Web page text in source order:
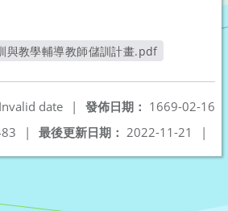
與教學輔導教師儲訓計畫.pdf
發佈日期： 1669-02-16
Invalid date
|
最後更新日期： 2022-11-21 |
|